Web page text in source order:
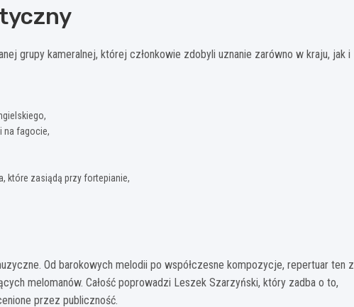
grupy kameralnej, której członkowie zdobyli uznanie zarówno w kraju, jak i
na fagocie,
które zasiądą przy fortepianie,
Od barokowych melodii po współczesne kompozycje, repertuar ten z
melomanów. Całość poprowadzi Leszek Szarzyński, który zadba o to,
przez publiczność.